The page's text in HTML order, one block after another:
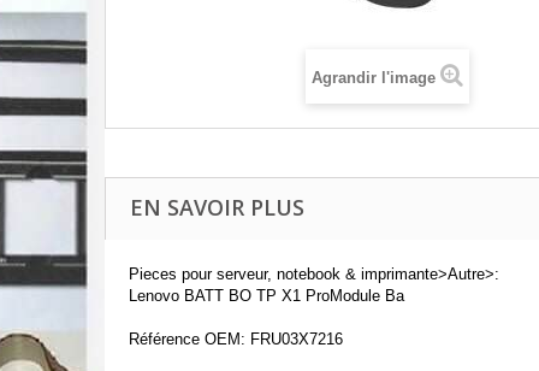
Agrandir l'image
EN SAVOIR PLUS
Pieces pour serveur, notebook & imprimante>Autre>:
Lenovo BATT BO TP X1 ProModule Ba
Référence OEM: FRU03X7216